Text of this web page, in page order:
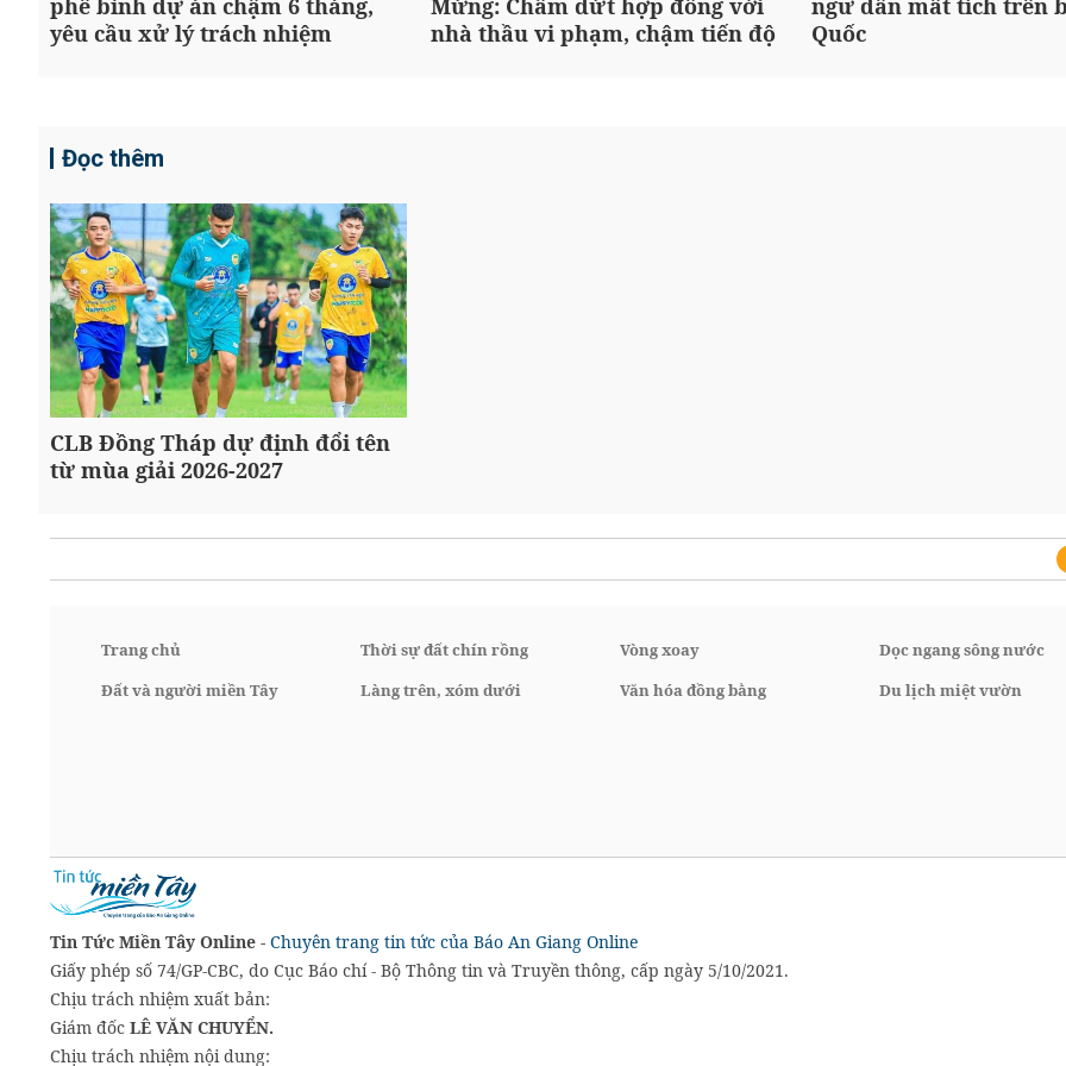
phê bình dự án chậm 6 tháng,
yêu cầu xử lý trách nhiệm
Mừng: Chấm dứt hợp đồng với
nhà thầu vi phạm, chậm tiến độ
ngư dân mất tích trên
Quốc
Đọc thêm
CLB Đồng Tháp dự định đổi tên
từ mùa giải 2026-2027
Trang chủ Thời sự đất chín rồng Vòng xoay
Dọc ngang sông nước
Đất và người miền Tây
Làng trên, xóm dưới Văn hóa đồng bằng Du lịch miệt vườn
Tin Tức Miền Tây Online - Chuyên trang tin tức của Báo An Giang Online
Giấy phép số 74/GP-CBC, do Cục Báo chí - Bộ Thông tin và Truyền thông, cấp ngày 5/10/2021.
Chịu trách nhiệm xuất bản:
Giám đốc LÊ VĂN CHUYỂN.
Chịu trách nhiệm nội dung: